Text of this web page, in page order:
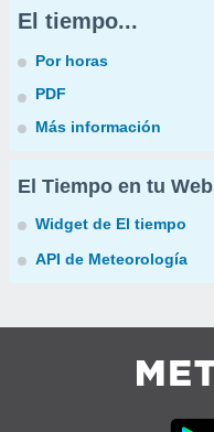
El tiempo...
Por horas
PDF
Más información
El Tiempo en tu Web
Widget de El tiempo
API de Meteorología